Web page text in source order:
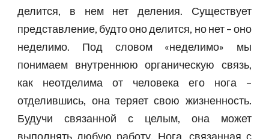
делится, в нем нет деления. Существует
представление, будто оно делится, но нет – оно
неделимо. Под словом «неделимо» мы
понимаем внутреннюю органическую связь,
как неотделима от человека его нога –
отделившись, она теряет свою жизненность.
Будучи связанной с целым, она может
выполнять любую работу. Нога, связанная с